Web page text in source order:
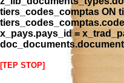
tiers_codes_comptas ON
x_pays.pays_id =
[TEP STOP]